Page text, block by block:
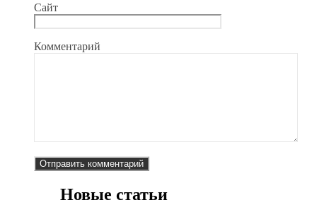
Сайт
Комментарий
Новые статьи